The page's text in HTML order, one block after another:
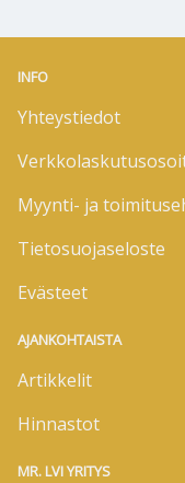
INFO
Yhteystiedot
Myynti- ja
Tietosuojaseloste
Evästeet
AJANKOHTAISTA
Artikkelit
Hinnastot
MR. LVI YRITYS